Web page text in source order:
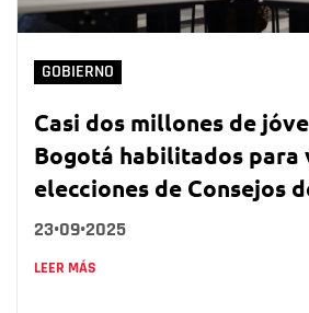
GOBIERNO
Casi dos millones de
Bogotá habilitados para
elecciones de Consejos
23•09•2025
LEER MÁS